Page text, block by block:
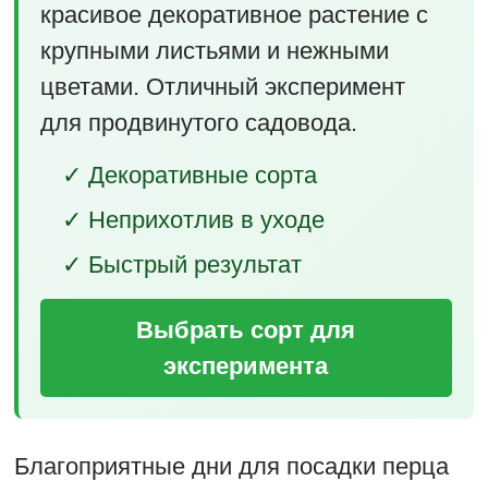
красивое декоративное растение с
крупными листьями и нежными
цветами. Отличный эксперимент
для продвинутого садовода.
✓ Декоративные сорта
✓ Неприхотлив в уходе
✓ Быстрый результат
Выбрать сорт для
эксперимента
Благоприятные дни для посадки перца